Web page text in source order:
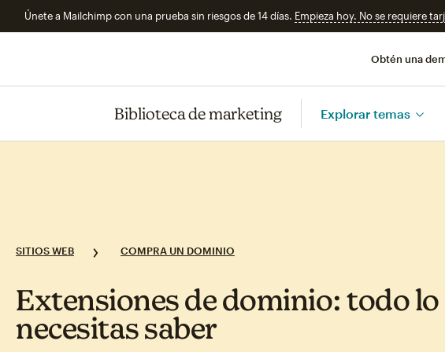
Únete a Mailchimp con una prueba sin riesgos de 14 días. Empieza hoy. No se requiere
Obtén una
Biblioteca de marketing Explorar temas
SITIOS WEB COMPRA UN DOMINIO
Extensiones de dominio: todo lo
necesitas saber